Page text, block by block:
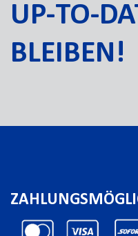
UP-TO-
BLEIBEN!